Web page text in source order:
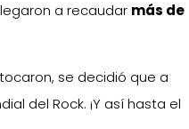
a recaudar más de
se decidió que a
del Rock. ¡Y así hasta el